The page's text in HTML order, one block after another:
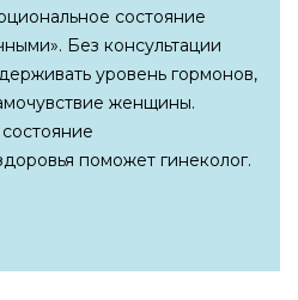
состояние
Без консультации
уровень гормонов,
женщины.
поможет гинеколог.